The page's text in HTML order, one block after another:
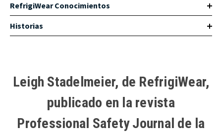
RefrigiWear Conocimientos
Historias
Leigh Stadelmeier, de RefrigiWear,
publicado en la revista
Professional Safety Journal de la